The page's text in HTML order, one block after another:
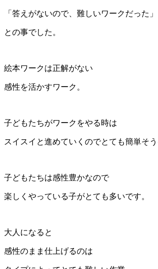
「答えがないので、難しいワークだった」
との事でした。
絵本ワークは正解がない
感性を活かすワーク。
子どもたちがワークをやる時は
スイスイと進めていくのでとても簡単そう
子どもたちは感性豊かなので
楽しくやっている子がとても多いです。
大人になると
感性のまま仕上げるのは